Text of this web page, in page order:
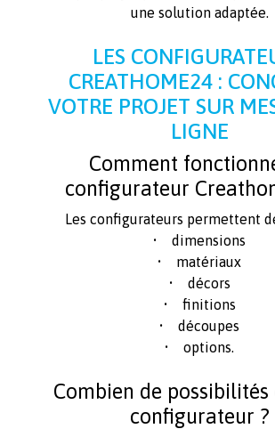
une solution adaptée.
LES
CREATHOME24 :
VOTRE PROJET SUR
LIGNE
Comment
configurateur
Les configurateurs permettent
• dimensions
• matériaux
• décors
• finitions
• découpes
• options.
Combien de
configurateur ?